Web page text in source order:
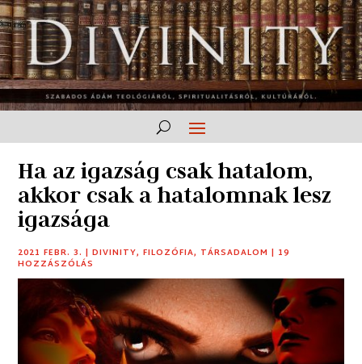
Ha az igazság csak hatalom,
akkor csak a hatalomnak lesz
igazsága
2021 FEBR. 3. |DIVINITY,FILOZÓFIA, TÁRSADALOM | 19
HOZZÁSZÓLÁS